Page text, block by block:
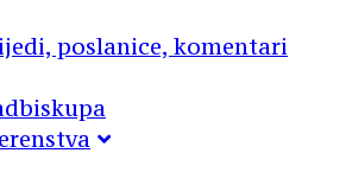
poslanice, komentari